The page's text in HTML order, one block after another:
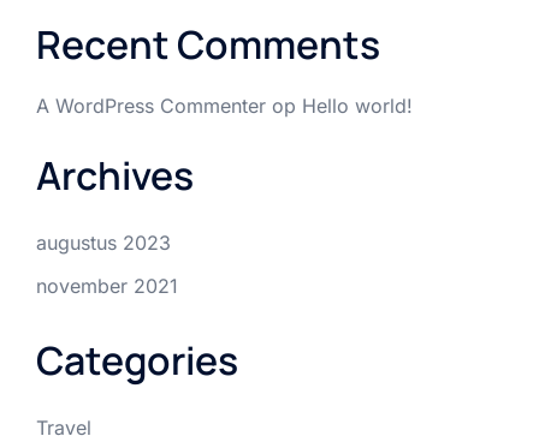
Recent Comments
A WordPress Commenter op Hello world!
Archives
augustus 2023
november 2021
Categories
Travel